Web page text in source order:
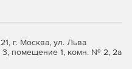
г. Москва, ул. Льва
3, помещение 1, комн. № 2, 2а